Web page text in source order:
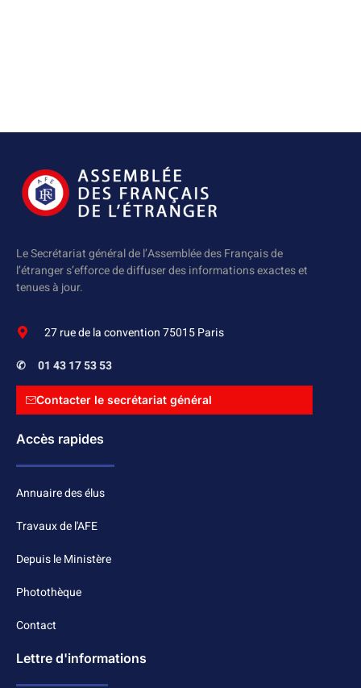
Le Secrétariat général de l’Assemblée des Français de
l’étranger s’efforce de diffuser des informations exactes et
tenues à jour.
27 rue de la convention 75015 Paris
✆ 01 43 17 53 53
Contacter le secrétariat général
Accès rapides
Annuaire des élus
Travaux de l'AFE
Depuis le Ministère
Photothèque
Contact
Lettre d'informations